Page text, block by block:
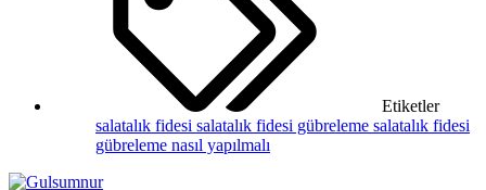
Etiketler
salatalık fidesi salatalık fidesi gübreleme salatalık fidesi
gübreleme nasıl yapılmalı